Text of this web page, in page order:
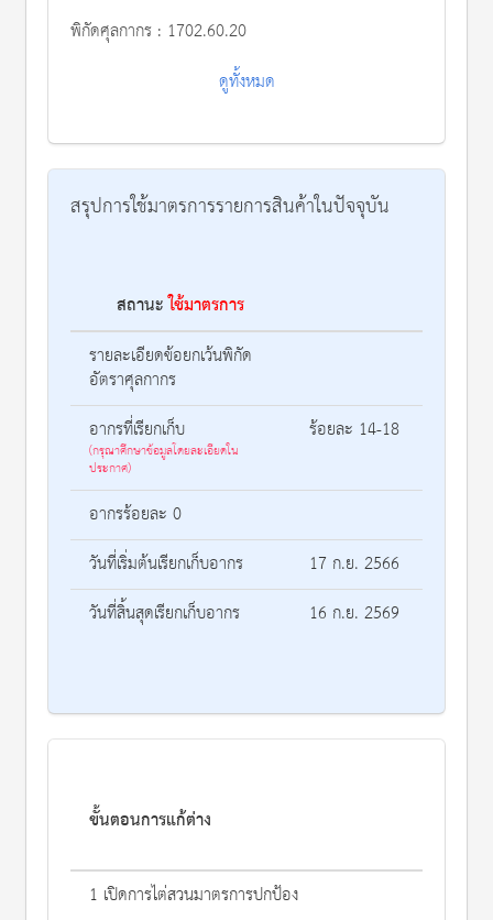
พิกัดศุลกากร : 1702.60.20
ดูทั้งหมด
สรุปการใช้มาตรการรายการสินค้าในปัจจุบัน
สถานะใช้มาตรการ
รายละเอียดข้อยกเว้นพิกัด
อัตราศุลกากร
อากรที่เรียกเก็บ
(กรุณาศึกษาข้อมูลโดยละเอียดใน
ประกาศ)
ร้อยละ 14-18
อากรร้อยละ 0
วันที่เริ่มต้นเรียกเก็บอากร
17 ก.ย. 2566
วันที่สิ้นสุดเรียกเก็บอากร
16 ก.ย. 2569
ขั้นตอนการแก้ต่าง
1 เปิดการไต่สวนมาตรการปกป้อง